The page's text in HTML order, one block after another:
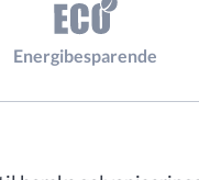
Energibesparende